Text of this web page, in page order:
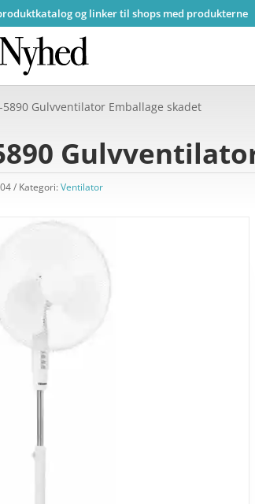
og linker til shops med produkterne
5890 Gulvventilator Emballage skadet
Kategori:Ventilator